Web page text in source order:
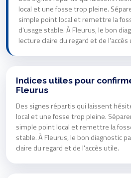
local et une fosse trop pleine.
simple point local et remettre la
d'usage stable. À Fleurus, le bon
lecture claire du regard et de l'accès
Indices utiles pour
Fleurus
Des signes répartis qui laissent
local et une fosse trop pleine.
simple point local et remettre la
stable. À Fleurus, le bon diagnostic
claire du regard et de l'accès utile.